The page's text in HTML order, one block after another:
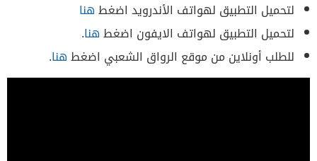
لتحميل التطبيق لهواتف الأندرويد اضغطهنا
لتحميل التطبيق لهواتف الايفون اضغطهنا.
للطلب أونلاين من موقع الرواق الشعبي اضغطهنا.